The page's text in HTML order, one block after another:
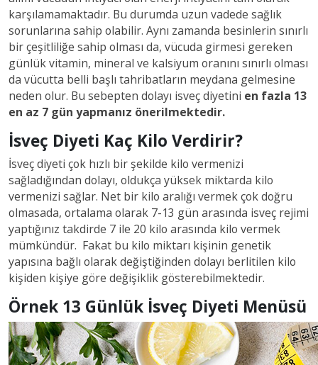
karşılamamaktadır. Bu durumda uzun vadede sağlık
sorunlarına sahip olabilir. Aynı zamanda besinlerin sınırlı
bir çeşitliliğe sahip olması da, vücuda girmesi gereken
günlük vitamin, mineral ve kalsiyum oranını sınırlı olması
da vücutta belli başlı tahribatların meydana gelmesine
neden olur. Bu sebepten dolayı isveç diyetini en fazla 13
en az 7 gün yapmanız önerilmektedir.
İsveç Diyeti Kaç Kilo Verdirir?
İsveç diyeti çok hızlı bir şekilde kilo vermenizi
sağladığından dolayı, oldukça yüksek miktarda kilo
vermenizi sağlar. Net bir kilo aralığı vermek çok doğru
olmasada, ortalama olarak 7-13 gün arasında isveç rejimi
yaptığınız takdirde 7 ile 20 kilo arasında kilo vermek
mümkündür. Fakat bu kilo miktarı kişinin genetik
yapısına bağlı olarak değiştiğinden dolayı berlitilen kilo
kişiden kişiye göre değişiklik gösterebilmektedir.
Örnek 13 Günlük İsveç Diyeti Menüsü